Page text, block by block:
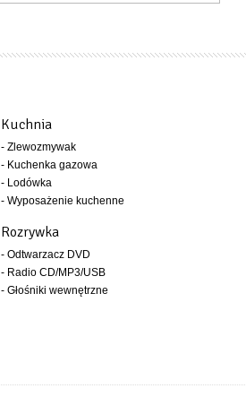
Kuchnia
- Zlewozmywak
- Kuchenka gazowa
- Lodówka
- Wyposażenie kuchenne
Rozrywka
- Odtwarzacz DVD
- Radio CD/MP3/USB
- Głośniki wewnętrzne